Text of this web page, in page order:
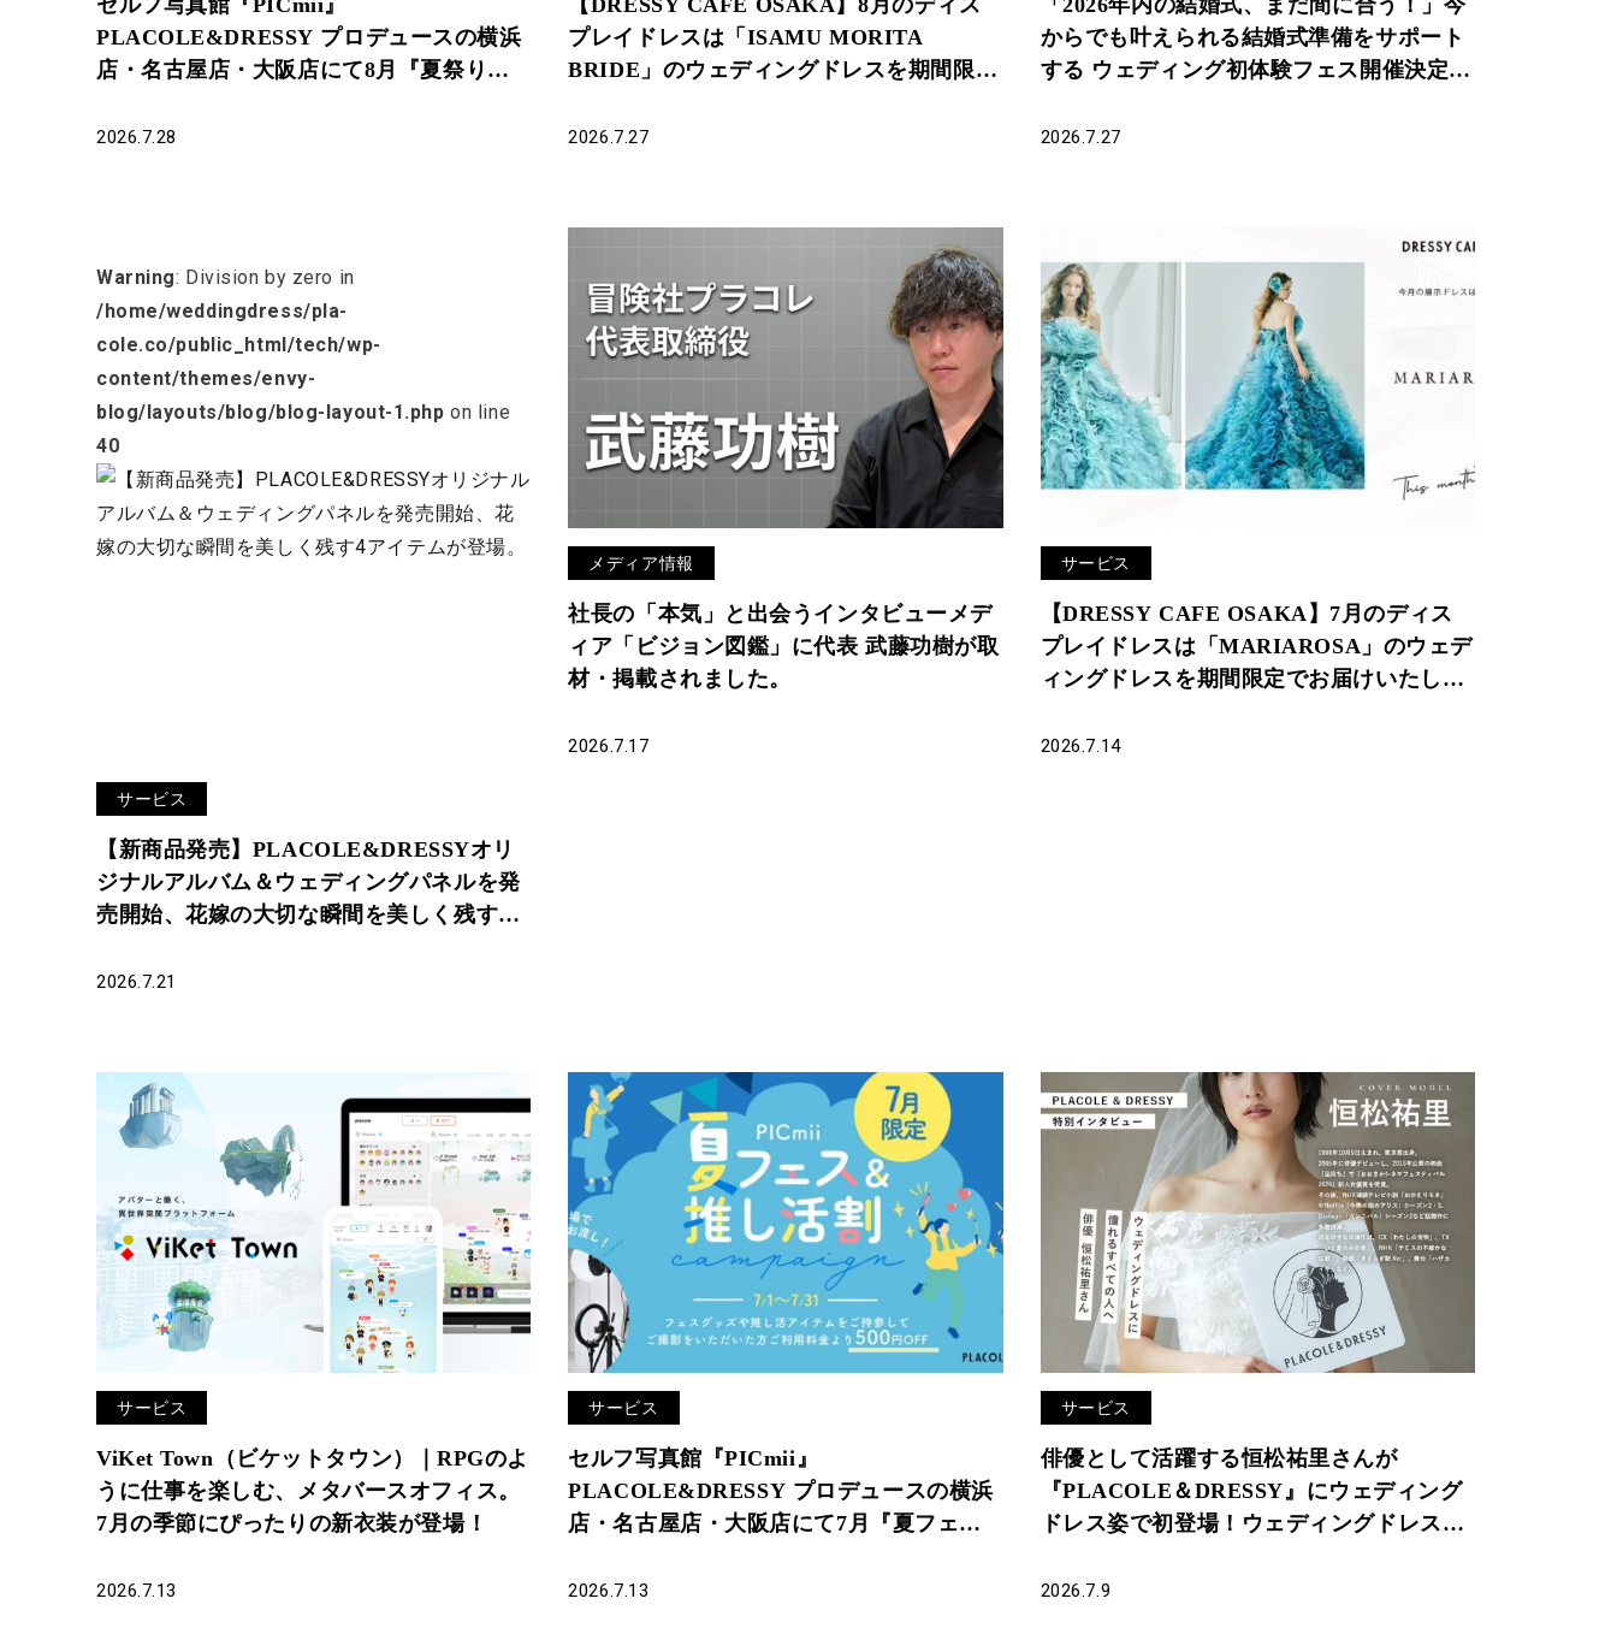
セルフ写真館『PICmii』
PLACOLE&DRESSY プロデュースの横浜
店・名古屋店・大阪店にて8月『夏祭り・
2026.7.28
【DRESSY CAFE OSAKA】8月のディス
プレイドレスは「ISAMU MORITA
BRIDE」のウェディングドレスを期間限定
2026.7.27
「2026年内の結婚式、まだ間に合う！」今
からでも叶えられる結婚式準備をサポート
する ウェディング初体験フェス開催決定 in
結）
2026.7.27
Warning: Division by zero in
/home/weddingdress/pla-
cole.co/public_html/tech/wp-
content/themes/envy-
blog/layouts/blog/blog-layout-1.php on line
40
サービス
【新商品発売】PLACOLE&DRESSYオリ
ジナルアルバム＆ウェディングパネルを発
売開始、花嫁の大切な瞬間を美しく残す4
2026.7.21
メディア情報
社長の「本気」と出会うインタビューメデ
ィア「ビジョン図鑑」に代表 武藤功樹が取
材・掲載されました。
2026.7.17
サービス
【DRESSY CAFE OSAKA】7月のディス
プレイドレスは「MARIAROSA」のウェデ
ィングドレスを期間限定でお届けいたしま
2026.7.14
サービス
ViKet Town（ビケットタウン）｜RPGのよ
うに仕事を楽しむ、メタバースオフィス。
7月の季節にぴったりの新衣装が登場！
2026.7.13
サービス
セルフ写真館『PICmii』
PLACOLE&DRESSY プロデュースの横浜
店・名古屋店・大阪店にて7月『夏フェス
2026.7.13
サービス
俳優として活躍する恒松祐里さんが
『PLACOLE＆DRESSY』にウェディング
ドレス姿で初登場！ウェディングドレスに
2026.7.9